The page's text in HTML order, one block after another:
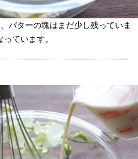
バターの塊はまだ少し残っていま
ています。